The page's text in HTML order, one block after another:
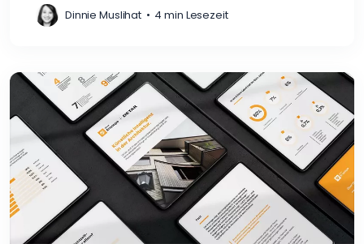
Dinnie Muslihat • 4 min Lesezeit